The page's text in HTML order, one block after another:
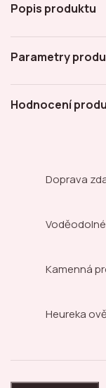
Popis produktu
Parametry
Hodnocení
Doprava
Kamenná
Heureka